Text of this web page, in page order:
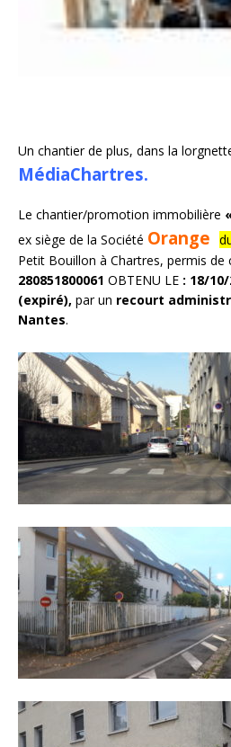
Un chantier de plus, dans la
MédiaChartres.
Le chantier/promotion immobilière
ex siège de la Société Orange
Petit Bouillon à Chartres, permis de
280851800061 OBTENU LE : 18/
(expiré), par un recourt
Nantes.